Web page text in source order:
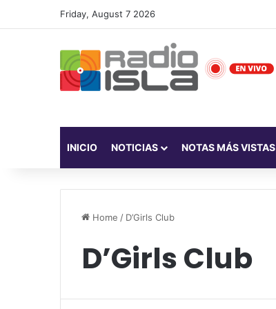
Friday, August 7 2026
INICIO NOTICIAS NOTAS MÁS VISTAS
Home / D’Girls Club
D’Girls Club